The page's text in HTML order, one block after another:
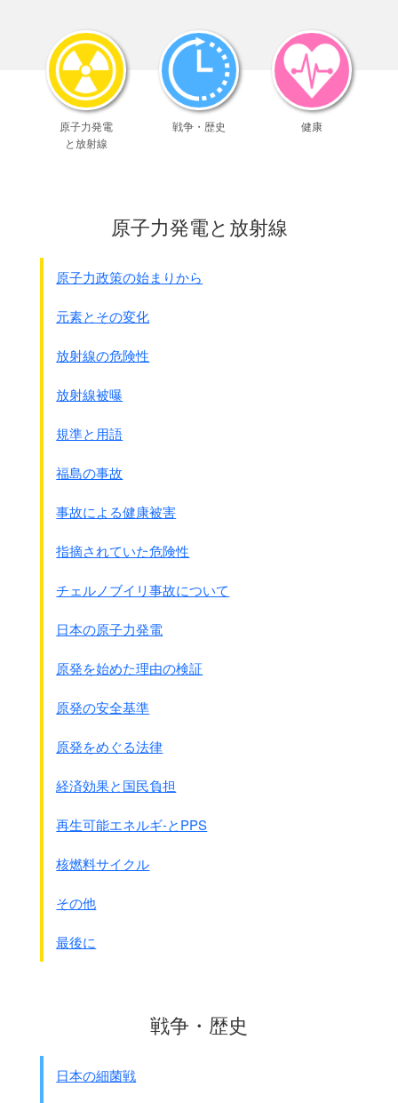
原子力発電
と放射線
戦争・歴史 健康
原子力発電と放射線
原子力政策の始まりから
元素とその変化
放射線の危険性
放射線被曝
規準と用語
福島の事故
事故による健康被害
指摘されていた危険性
チェルノブイリ事故について
日本の原子力発電
原発を始めた理由の検証
原発の安全基準
原発をめぐる法律
経済効果と国民負担
再生可能エネルギ-とPPS
核燃料サイクル
その他
最後に
戦争・歴史
日本の細菌戦